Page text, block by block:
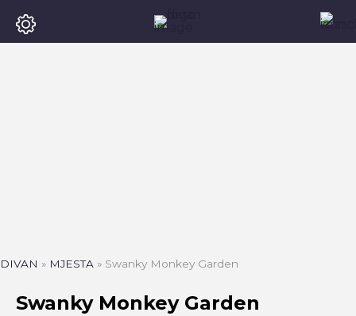
DIVAN » MJESTA » Swanky Monkey Garden
Swanky Monkey Garden